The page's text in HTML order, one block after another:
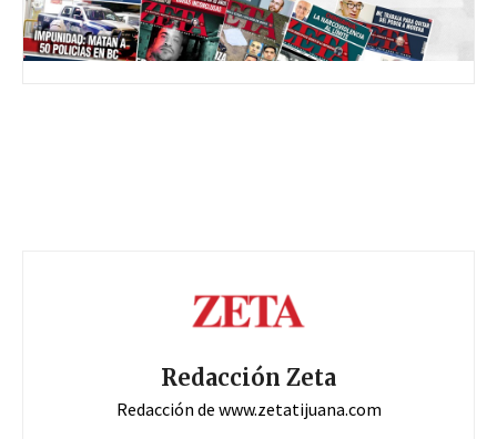
Redacción Zeta
Redacción de www.zetatijuana.com